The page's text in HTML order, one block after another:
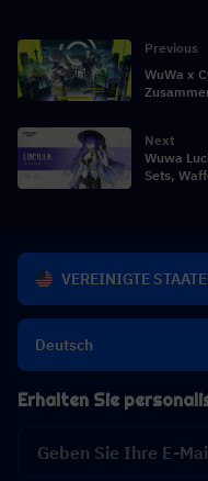
Previous
WuWa x
Next
Wuwa
Sets,
VEREINIGTE
Deutsch
Erhalten Sie